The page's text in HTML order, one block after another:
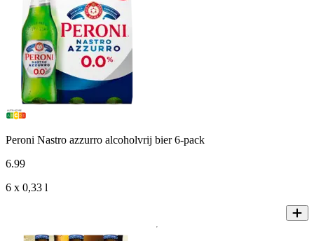
Peroni Nastro azzurro alcoholvrij bier 6-pack
6.99
6 x 0,33 l